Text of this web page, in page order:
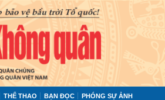
THỂ THAO BẠN ĐỌC PHÓNG SỰ ẢNH